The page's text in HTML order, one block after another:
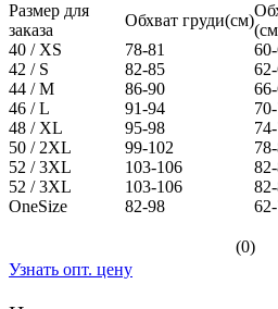
Размер для
заказа
Обхват груди(см)
40 / XS
78-81
42 / S
82-85
44 / M
86-90
46 / L
91-94
48 / XL
95-98
50 / 2XL
99-102
52 / 3XL
103-106
52 / 3XL
103-106
OneSize
82-98
(0)
Узнать опт. цену